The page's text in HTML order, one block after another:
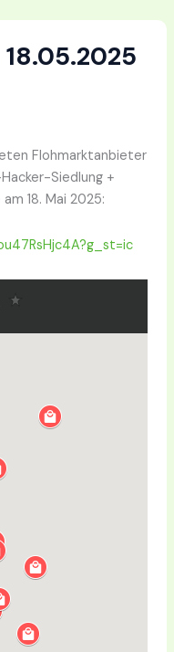
Flohmarktanbieter
Siedlung +
18. Mai 2025: